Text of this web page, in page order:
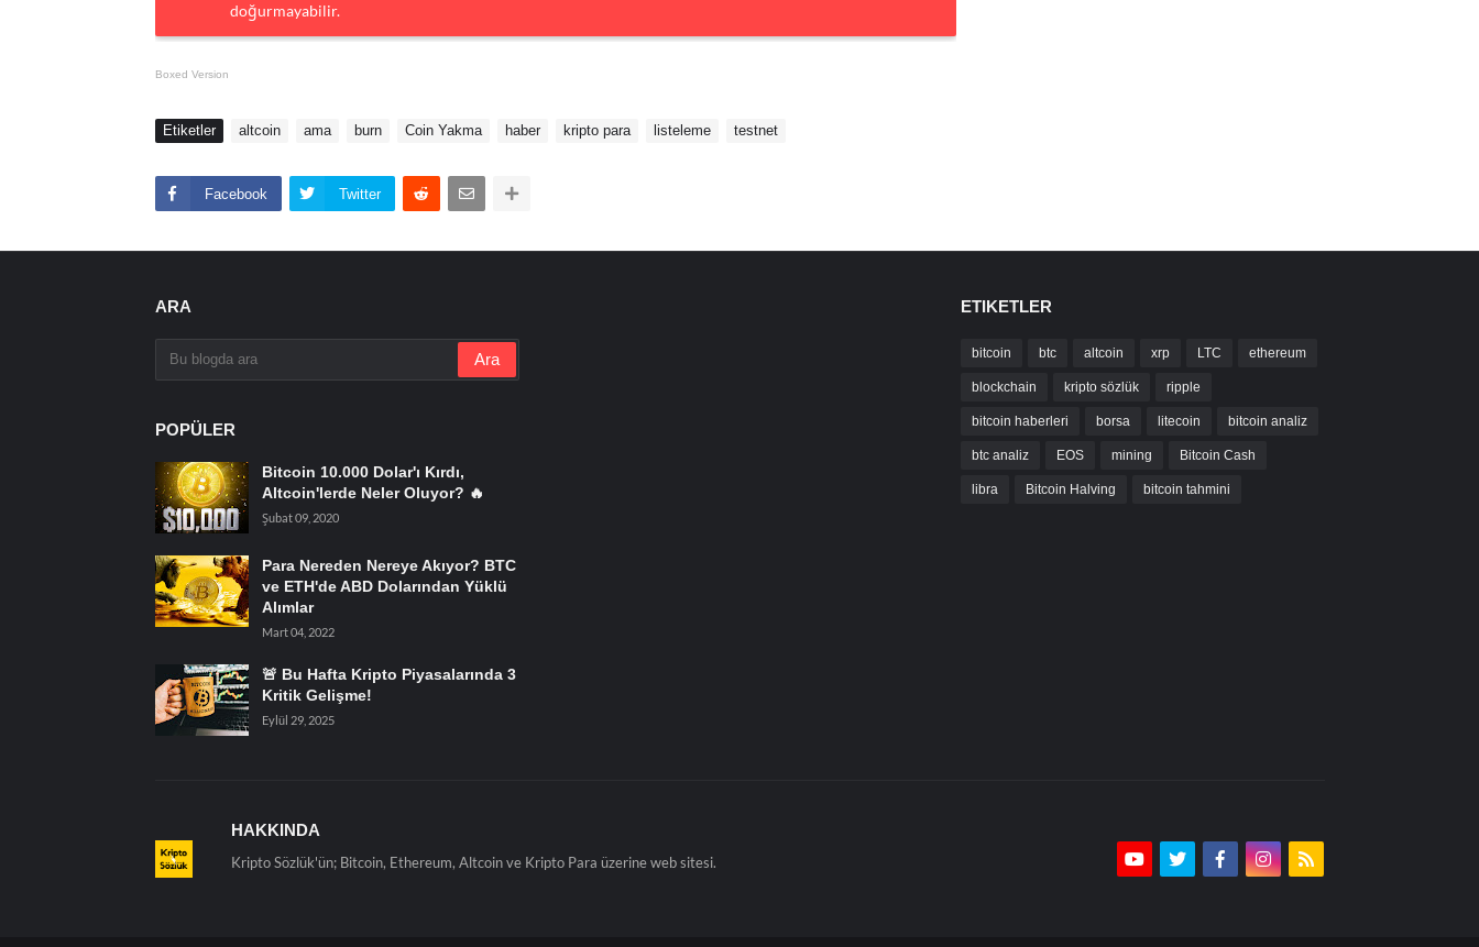
doğurmayabilir.
Boxed Version
Etiketler altcoin ama burn Coin Yakma haber kripto para listeleme testnet
Facebook Twitter
ARA
POPÜLER
Bitcoin 10.000 Dolar'ı Kırdı,
Altcoin'lerde Neler Oluyor? 🔥
Şubat 09, 2020
Para Nereden Nereye Akıyor? BTC
ve ETH'de ABD Dolarından Yüklü
Alımlar
Mart 04, 2022
🚨 Bu Hafta Kripto Piyasalarında 3
Kritik Gelişme!
Eylül 29, 2025
ETIKETLER
bitcoin btc altcoin xrp LTC ethereum
blockchain kripto sözlük ripple
bitcoin haberleri borsa litecoin bitcoin analiz
btc analiz EOS mining Bitcoin Cash
libra Bitcoin Halving bitcoin tahmini
HAKKINDA
Kripto Sözlük'ün; Bitcoin, Ethereum, Altcoin ve Kripto Para üzerine web sitesi.